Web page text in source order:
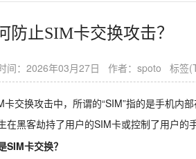
防止SIM卡交换攻击？
间：2026年03月27日 作者：spoto 标签
卡交换攻击中，所谓的“SIM”指的是手机内
在黑客劫持了用户的SIM卡或控制了用户的
SIM卡交换？